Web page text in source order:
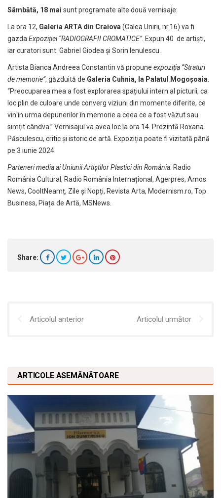
Sâmbătă, 18 mai sunt programate alte două vernisaje:
La ora 12, Galeria ARTA din Craiova(Calea Unirii, nr.16) va fi
gazdaExpoziției “RADIOGRAFII CROMATICE”. Expun 40 de artiști,
iar curatori sunt: Gabriel Giodea și Sorin Ienulescu.
Artista Bianca Andreea Constantin vă propune expoziția “Straturi
de memorie”, găzduită de Galeria Cuhnia, la Palatul Mogoșoaia.
“Preocuparea mea a fost explorarea spațiului intern al picturii, ca
loc plin de culoare unde converg viziuni din momente diferite, ce
vin în urma depunerilor în memorie a ceea ce a fost văzut sau
simțit cândva.” Vernisajul va avea loc la ora 14. Prezintă Roxana
Păsculescu, critic și istoric de artă. Expoziția poate fi vizitată până
pe 3 iunie 2024.
Parteneri media ai Uniunii Artiștilor Plastici din România: Radio
România Cultural, Radio România Internațional, Agerpres, Amos
News, CooltNeamț, Zile și Nopți, Revista Arta, Modernism.ro, Top
Business, Piața de Artă, MSNews.
Share:
Articolul anterior Articolul următor
ARTICOLE ASEMĂNĂTOARE